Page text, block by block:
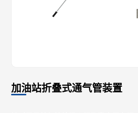
加油站折叠式通气管装置